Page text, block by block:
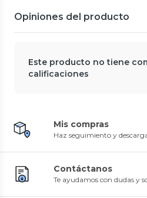
Opiniones del producto
Este producto no tiene
calificaciones
Mis compras
Haz seguimiento y
Contáctanos
Te ayudamos con dudas y